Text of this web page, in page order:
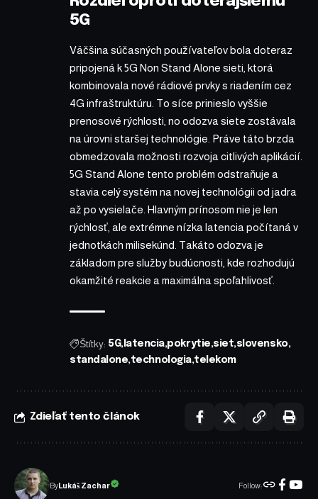
5G
Väčšina súčasných používateľov bola doteraz
pripojená k 5G Non Stand Alone sieti, ktorá
kombinovala nové rádiové prvky s riadením cez
4G infraštruktúru. To síce prinieslo vyššie
prenosové rýchlosti, no odozva siete zostávala
na úrovni staršej technológie. Práve táto brzda
obmedzovala možnosti rozvoja citlivých aplikácií.
5G Stand Alone tento problém odstraňuje a
stavia celý systém na novej technológii od jadra
až po vysielače. Hlavným prínosom nie je len
rýchlosť, ale extrémne nízka latencia počítaná v
jednotkách milisekúnd. Takáto odozva je
základom pre služby budúcnosti, kde rozhodujú
okamžité reakcie a maximálna spoľahlivosť.
Štítky: 5G latencia pokrytie siet slovensko
standalone technologia telekom
Zdieľať tento článok
ByLukáš Zachar Follow: